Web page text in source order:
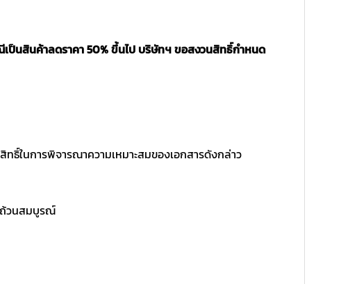
ป็นสินค้าลดราคา 50% ขึ้นไป บริษัทฯ ขอสงวนสิทธิ์กำหนด
ในการพิจารณาความเหมาะสมของเอกสารดังกล่าว
วนสมบูรณ์